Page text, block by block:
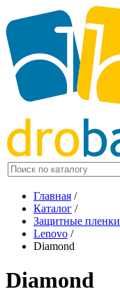
Главная /
Каталог /
Защитные пленки
Lenovo /
Diamond
Diamond